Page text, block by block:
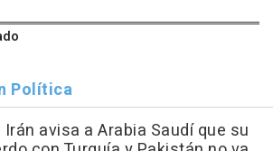
Política
Irán avisa a Arabia Saudí que su